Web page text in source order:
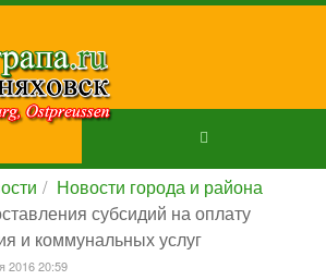
Новости города и района
субсидий на оплату
и коммунальных услуг
2016 20:59